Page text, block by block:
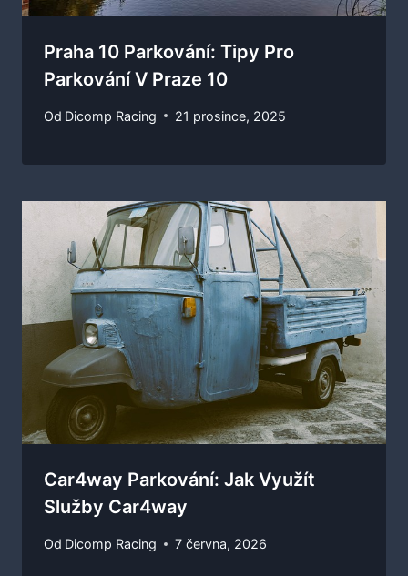
Praha 10 Parkování: Tipy Pro
Parkování V Praze 10
Od Dicomp Racing 21 prosince, 2025
Car4way Parkování: Jak Využít
Služby Car4way
Od Dicomp Racing 7 června, 2026